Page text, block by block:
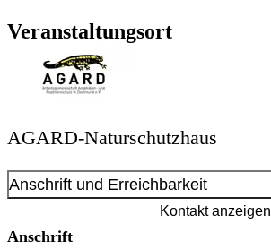
Veranstaltungsort
AGARD-Naturschutzhaus
Anschrift und Erreichbarkeit
Kontakt anzeigen
Anschrift